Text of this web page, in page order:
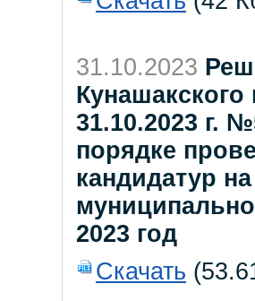
31.10.2023
31.10.2023 г.
порядке
кандидатур
2023 год
Скачать